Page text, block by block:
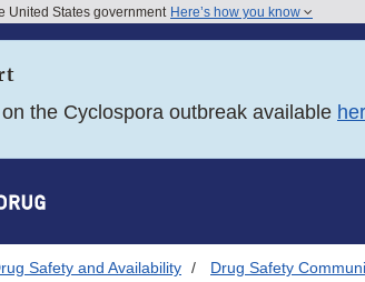
United States government Here’s how you know
the Cyclospora outbreak available
Safety and Availability
Drug Safety